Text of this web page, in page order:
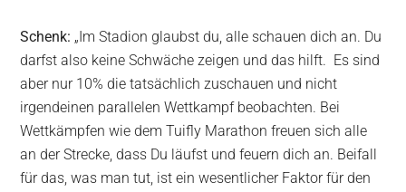
Schenk: „Im Stadion glaubst du, alle schauen dich an. Du
darfst also keine Schwäche zeigen und das hilft. Es sind
aber nur 10% die tatsächlich zuschauen und nicht
irgendeinen parallelen Wettkampf beobachten. Bei
Wettkämpfen wie dem Tuifly Marathon freuen sich alle
an der Strecke, dass Du läufst und feuern dich an. Beifall
für das, was man tut, ist ein wesentlicher Faktor für den